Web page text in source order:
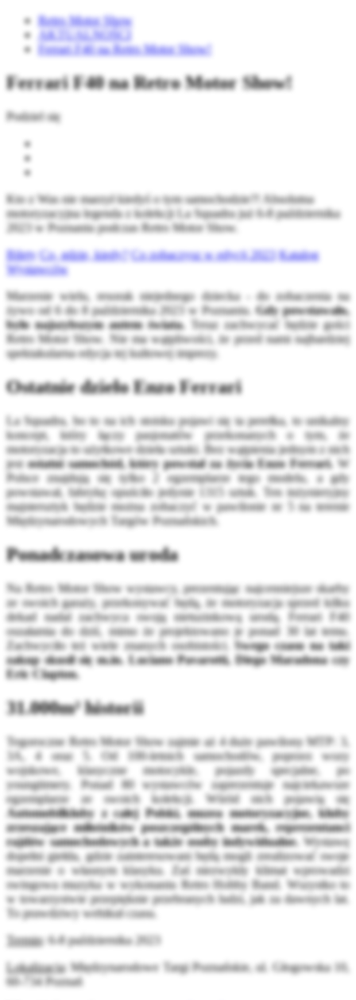
Retro Motor Show
AKTUALNOŚCI
Ferrari F40 na Retro Motor Show!
Ferrari F40 na Retro Motor Show!
Podziel się
Kto z Was nie marzył kiedyś o tym samochodzie?! Absolutna
motoryzacyjna legenda z kolekcji La Squadra już 6-8 października
2023 w Poznaniu podczas Retro Motor Show.
Bilety Co, gdzie, kiedy? Co zobaczysz w edycji 2023 Katalog
Wystawców
Marzenie wielu, resorak niejednego dziecka - do zobaczenia na
żywo od 6 do 8 października 2023 w Poznaniu.Gdy powstawało,
było najszybszym autem świata. Teraz zachwycać będzie gości
Retro Motor Show. Nie ma wątpliwości, że przed nami najbardziej
spektakularna edycja tej kultowej imprezy.
Ostatnie dzieło Enzo Ferrari
La Squadra, bo to na ich stoisku pojawi się ta perełka, to unikalny
koncept, który łączy pasjonatów przekonanych o tym, że
motoryzacja to użytkowe dzieła sztuki. Bez wątpienia jednym z nich
jestostatni samochód, który powstał za życia Enzo Ferrari. W
Polsce znajdują się tylko 2 egzemplarze tego modelu, a gdy
powstawał, fabrykę opuściło jedynie 1315 sztuk. Ten inżynieryjny
majstersztyk będzie można zobaczyć w pawilonie nr 5 na terenie
Międzynarodowych Targów Poznańskich.
Ponadczasowa uroda
Na Retro Motor Show wystawcy, prezentując najcenniejsze skarby
ze swoich garaży, przekonywać będą, że motoryzacja sprzed kilku
dekad nadal zachwyca swoją nietuzinkową urodą. Ferrari F40
oszałamia do dziś, mimo że projektowano je ponad 30 lat temu.
Zachwyciło też wiele znanych osobistości. Swego czasu na taki
zakup skusił się m.in. Luciano Pavarotti, Diego Maradona czy
Eric Clapton.
31.000m² historii
Tegoroczne Retro Motor Show zajmie aż 4 duże pawilony MTP: 3,
3A, 4 oraz 5. Od 100-letnich samochodów, poprzez wozy
wojskowe, klasyczne motocykle, pojazdy specjalne, po
youngtimery. Ponad 80 wystawców zaprezentuje najciekawsze
egzemplarze ze swoich kolekcji. Wśród nich pojawią się
Automobilkluby z całej Polski, muzea motoryzacyjne, kluby
zrzeszające miłośników poszczególnych marek, reprezentanci
rajdów samochodowych a także osoby indywidualne. Wystawę
dopełni giełda, gdzie zainteresowani będą mogli zrealizować swoje
marzenie o własnym klasyku. Zaś niezwykły klimat wprowadzi
swingowa muzyka w wykonaniu Retro Hobby Band. Wszystko to
w towarzystwie przepięknie przebranych ludzi, jak za dawnych lat.
To prawdziwy wehikuł czasu.
Termin: 6-8 października 2023
Lokalizacja: Międzynarodowe Targi Poznańskie, ul. Głogowska 10,
60-734 Poznań